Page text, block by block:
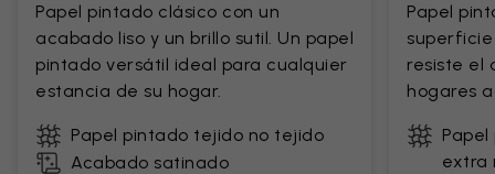
Papel pintado clásico con un
acabado liso y un brillo sutil. Un papel
pintado versátil ideal para cualquier
estancia de su hogar.
Papel pintado tejido no tejido
Acabado satinado
Papel
resiste el
hogares
extra